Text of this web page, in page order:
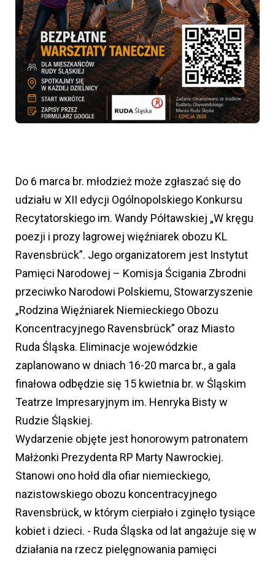
Do 6 marca br. młodzież może zgłaszać się do
udziału w XII edycji Ogólnopolskiego Konkursu
Recytatorskiego im. Wandy Półtawskiej „W kręgu
poezji i prozy lagrowej więźniarek obozu KL
Ravensbrück”. Jego organizatorem jest Instytut
Pamięci Narodowej – Komisja Ścigania Zbrodni
przeciwko Narodowi Polskiemu, Stowarzyszenie
„Rodzina Więźniarek Niemieckiego Obozu
Koncentracyjnego Ravensbrück” oraz Miasto
Ruda Śląska. Eliminacje wojewódzkie
zaplanowano w dniach 16-20 marca br., a gala
finałowa odbędzie się 15 kwietnia br. w Śląskim
Teatrze Impresaryjnym im. Henryka Bisty w
Rudzie Śląskiej.
Wydarzenie objęte jest honorowym patronatem
Małżonki Prezydenta RP Marty Nawrockiej.
Stanowi ono hołd dla ofiar niemieckiego,
nazistowskiego obozu koncentracyjnego
Ravensbrück, w którym cierpiało i zginęło tysiące
kobiet i dzieci. - Ruda Śląska od lat angażuje się w
działania na rzecz pielęgnowania pamięci